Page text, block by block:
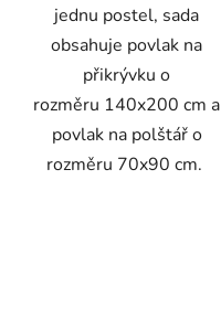
jednu postel, sada
obsahuje povlak na
přikrývku o
rozměru 140x200 cm a
povlak na polštář o
rozměru 70x90 cm.